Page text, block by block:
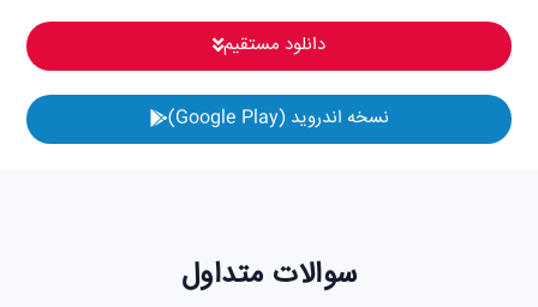
دانلود مستقیم
نسخه اندروید (Google Play)
سوالات متداول